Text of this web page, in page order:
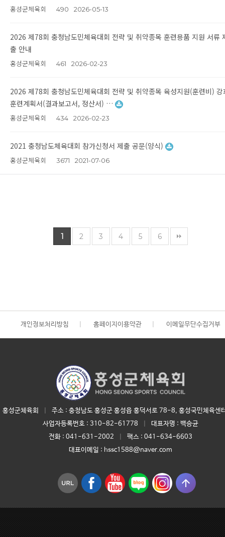
홍성군체육회 490 2026-05-13
2026 제78회 충청남도민체육대회 전략 및 취약종목 훈련용품 지원 서류
출 안내
홍성군체육회 461 2026-02-23
2026 제78회 충청남도민체육대회 전략 및 취약종목 육성지원(훈련비) 강
훈련계획서(결과보고서, 정산서) …
홍성군체육회 434 2026-02-23
2021 충청남도체육대회 참가신청서 제출 공문(양식)
홍성군체육회 3671 2021-07-06
1 2 3 4 5 6
개인정보처리방침 홈페이지이용약관 이메일무단수집거부
홍성군체육회
주소 : 충청남도 홍성군 홍성읍 홍덕서로 78-8, 홍성국민체육센
사업자등록번호 : 310-82-61778 대표자명 : 백승균
전화 : 041-631-2002
팩스 : 041-634-6603
대표이메일 : hssc1588@naver.com
arrow_upward